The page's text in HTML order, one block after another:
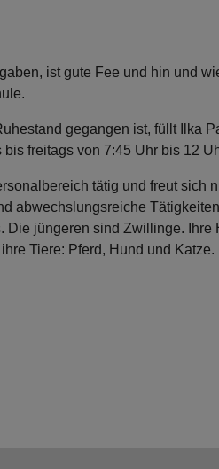
ist gute Fee und hin und
gegangen ist, füllt Ilka
freitags von 7:45 Uhr bis 12
tätig und freut sich
abwechslungsreiche
Die jüngeren sind Zwillinge. Ihre
Tiere: Pferd, Hund und Katze.